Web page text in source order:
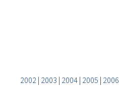
2002| 2003 | 2004| 2005 | 2006